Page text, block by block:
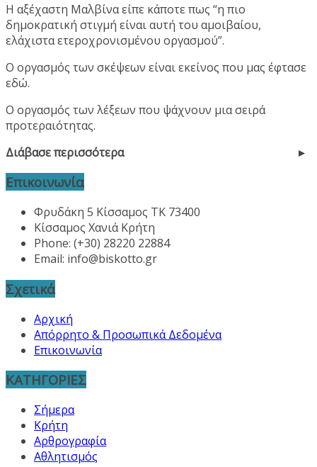
Η αξέχαστη Μαλβίνα είπε κάποτε πως “η πιο
δημοκρατική στιγμή είναι αυτή του αμοιβαίου,
ελάχιστα ετεροχρονισμένου οργασμού”.
Ο οργασμός των σκέψεων είναι εκείνος που μας έφτασε
εδώ.
Ο οργασμός των λέξεων που ψάχνουν μια σειρά
προτεραιότητας.
Διάβασε περισσότερα
Επικοινωνία
Φρυδάκη 5 Κίσσαμος ΤΚ 73400
Κίσσαμος Χανιά Κρήτη
Phone: (+30) 28220 22884
Email: info@biskotto.gr
Σχετικά
Αρχική
Απόρρητο & Προσωπικά Δεδομένα
Επικοινωνία
ΚΑΤΗΓΟΡΙΕΣ
Σήμερα
Κρήτη
Αρθρογραφία
Αθλητισμός